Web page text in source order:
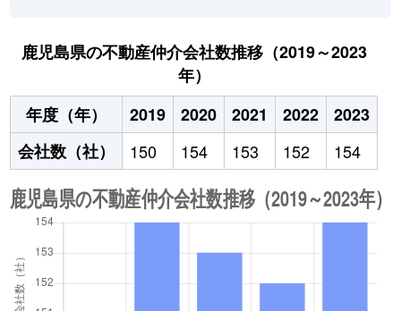
鹿児島県の不動産仲介会社数推移（2019～2023
年）
年度（年）
2019 2020 2021 2022
2023
会社数（社）
150 154 153 152 154